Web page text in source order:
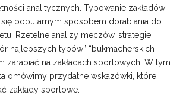
analitycznych. Typowanie zakładów
popularnym sposobem dorabiania do
Rzetelne analizy meczów, strategie
najlepszych typów” “bukmacherskich
zarabiać na zakładach sportowych. W tym
omówimy przydatne wskazówki, które
zakłady sportowe.